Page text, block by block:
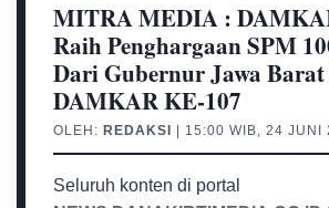
MITRA MEDIA :
Raih Penghargaan SPM
Dari Gubernur Jawa
DAMKAR KE-107
OLEH: REDAKSI | 15:00 WIB, 24 JUNI
Seluruh konten di portal